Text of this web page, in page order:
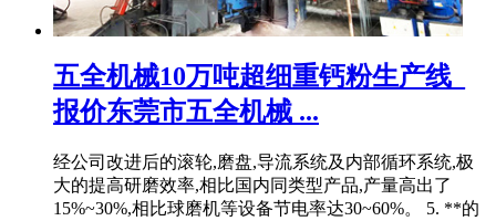
五全机械10万吨超细重钙粉生产线_
报价东莞市五全机械 ...
经公司改进后的滚轮,磨盘,导流系统及内部循环系统,极
大的提高研磨效率,相比国内同类型产品,产量高出了
15%~30%,相比球磨机等设备节电率达30~60%。 5. **的